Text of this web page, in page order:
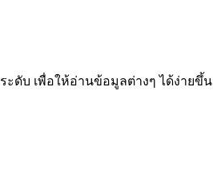
ะดับ เพื่อให้อ่านข้อมูลต่างๆ ได้ง่ายขึ้น